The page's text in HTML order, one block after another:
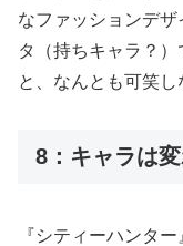
なファッションデ
タ（持ちキャラ？）
と、なんとも可笑し
8：キャラは
『シティーハンタ